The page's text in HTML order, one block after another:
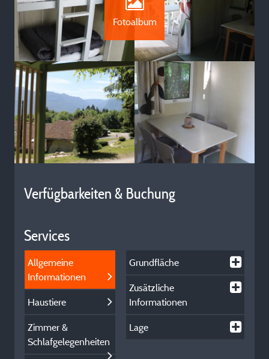
Fotoalbum
Verfügbarkeiten & Buchung
Services
Allgemeine
Informationen
Haustiere
Zimmer &
Schlafgelegenheiten
Grundfläche
Zusätzliche
Informationen
Lage